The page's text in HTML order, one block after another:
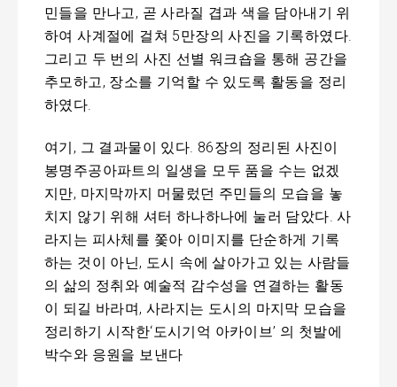
민들을 만나고, 곧 사라질 겹과 색을 담아내기 위
하여 사계절에 걸쳐 5만장의 사진을 기록하였다.
그리고 두 번의 사진 선별 워크숍을 통해 공간을
추모하고, 장소를 기억할 수 있도록 활동을 정리
하였다.
여기, 그 결과물이 있다. 86장의 정리된 사진이
봉명주공아파트의 일생을 모두 품을 수는 없겠
지만, 마지막까지 머물렀던 주민들의 모습을 놓
치지 않기 위해 셔터 하나하나에 눌러 담았다. 사
라지는 피사체를 쫓아 이미지를 단순하게 기록
하는 것이 아닌, 도시 속에 살아가고 있는 사람들
의 삶의 정취와 예술적 감수성을 연결하는 활동
이 되길 바라며, 사라지는 도시의 마지막 모습을
정리하기 시작한‘도시기억 아카이브’ 의 첫발에
박수와 응원을 보낸다